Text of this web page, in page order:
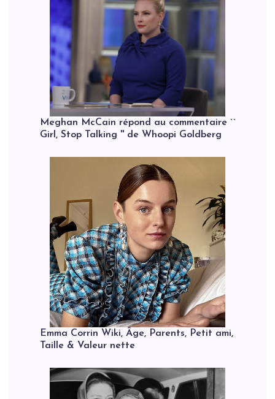
Meghan McCain répond au commentaire ``
Girl, Stop Talking '' de Whoopi Goldberg
Emma Corrin Wiki, Âge, Parents, Petit ami,
Taille & Valeur nette